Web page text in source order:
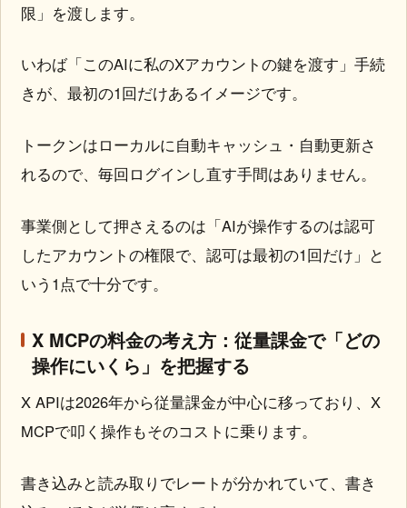
限」を渡します。
いわば「このAIに私のXアカウントの鍵を渡す」手続
きが、最初の1回だけあるイメージです。
トークンはローカルに自動キャッシュ・自動更新さ
れるので、毎回ログインし直す手間はありません。
事業側として押さえるのは「AIが操作するのは認可
したアカウントの権限で、認可は最初の1回だけ」と
いう1点で十分です。
X MCPの料金の考え方：従量課金で「どの
操作にいくら」を把握する
X APIは2026年から従量課金が中心に移っており、X
MCPで叩く操作もそのコストに乗ります。
書き込みと読み取りでレートが分かれていて、書き